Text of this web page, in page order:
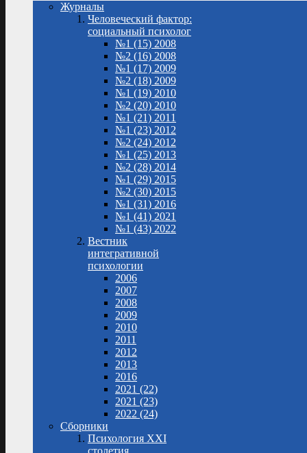
Журналы
Человеческий фактор:
социальный психолог
№1 (15) 2008
№2 (16) 2008
№1 (17) 2009
№2 (18) 2009
№1 (19) 2010
№2 (20) 2010
№1 (21) 2011
№1 (23) 2012
№2 (24) 2012
№1 (25) 2013
№2 (28) 2014
№1 (29) 2015
№2 (30) 2015
№1 (31) 2016
№1 (41) 2021
№1 (43) 2022
Вестник
интегративной
психологии
2006
2007
2008
2009
2010
2011
2012
2013
2016
2021 (22)
2021 (23)
2022 (24)
Сборники
Психология XXI
столетия